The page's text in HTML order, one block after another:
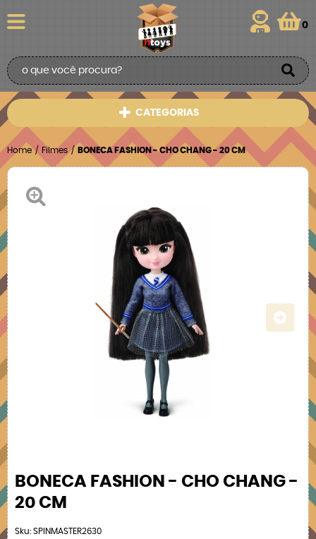
0
CATEGORIAS
Home Filmes BONECA FASHION - CHO CHANG - 20 CM
BONECA FASHION - CHO CHANG -
20 CM
Sku: SPINMASTER2630